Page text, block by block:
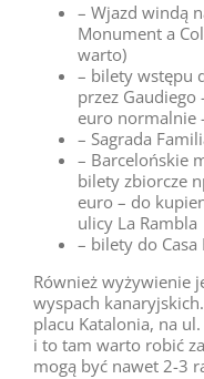
– Wjazd windą
Monument a
warto)
– bilety wstępu
przez
euro normalnie
– Sagrada
– Barcelońskie
bilety zbiorcze
euro – do
ulicy La Rambla
– bilety do
Również wyżywienie
wyspach
placu Katalonia, na
i to tam warto robić
mogą być nawet 2-3